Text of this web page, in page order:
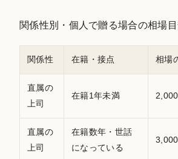
関係性別・個人で贈る場合の相場
関係性 在籍・接点 相場
直属の
上司
在籍1年未満
直属の
上司
在籍数年・世話
になっている